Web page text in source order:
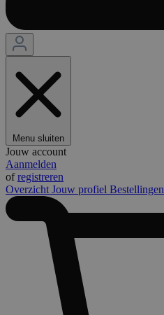
Menu sluiten
Jouw account
Aanmelden
ofregistreren
Overzicht Jouw profiel Bestellingen